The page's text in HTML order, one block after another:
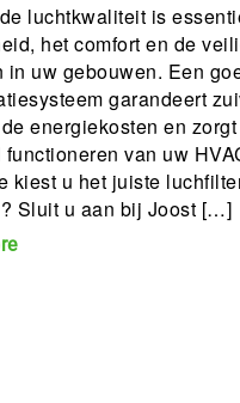
luchtkwaliteit is
het comfort en de
in uw gebouwen. Een
garandeert
energiekosten en
van uw
kiest u het juiste
Sluit u aan bij Joost […]